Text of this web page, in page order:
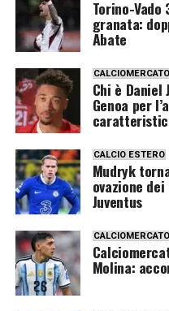
Torino-
granata:
Abate
CALCIOMERCATO
Chi è
Genoa per
CALCIO ESTERO
Mudryk
ovazione
Juventus
CALCIOMERCATO
Molina: